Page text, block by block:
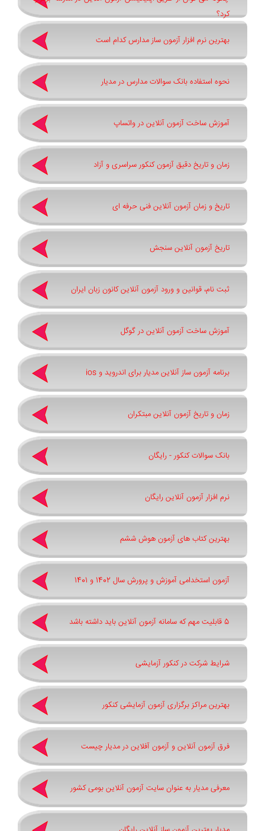
کرد؟
بهترین نرم افزار آزمون ساز مدارس کدام است
نحوه استفاده بانک سوالات مدارس در مدیار
آموزش ساخت آزمون آنلاین در واتساپ
زمان و تاریخ دقیق آزمون کنکور سراسری و آزاد
تاریخ و زمان آزمون آنلاین فنی حرفه ای
تاریخ آزمون آنلاین سنجش
ثبت نام، قوانین و ورود آزمون آنلاین کانون زبان ایران
آموزش ساخت آزمون آنلاین در گوگل
برنامه آزمون ساز آنلاین مدیار برای اندروید و ios
زمان و تاریخ آزمون آنلاین مبتکران
بانک سوالات کنکور - رایگان
نرم افزار آزمون آنلاین رایگان
بهترین کتاب های آزمون هوش ششم
آزمون استخدامی آموزش و پرورش سال 1402 و 1401
5 قابلیت مهم که سامانه آزمون آنلاین باید داشته باشد
شرایط شرکت در کنکور آزمایشی
بهترین مراکز برگزاری آزمون آزمایشی کنکور
فرق آزمون آنلاین و آزمون آفلاین در مدیار چیست
معرفی مدیار به عنوان سایت آزمون آنلاین بومی کشور